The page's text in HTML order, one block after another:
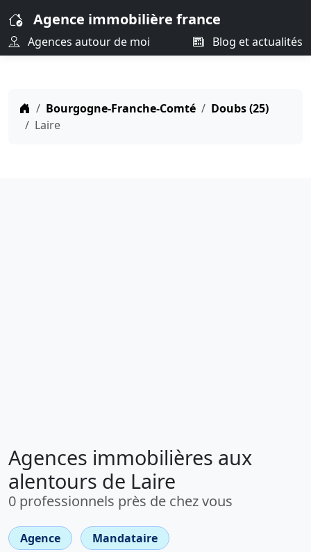
Agence immobilière france
Agences autour de moi Blog et actualités
Bourgogne-Franche-Comté
Doubs (25)
Laire
Agences immobilières aux
alentours de Laire
0 professionnels près de chez vous
Agence
Mandataire